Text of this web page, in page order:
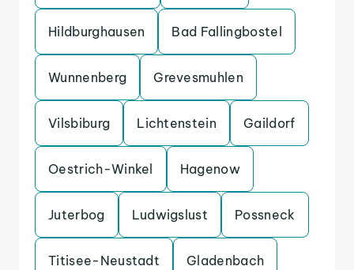
Hildburghausen Bad Fallingbostel
Wunnenberg Grevesmuhlen
Vilsbiburg Lichtenstein Gaildorf
Oestrich-Winkel Hagenow
Juterbog Ludwigslust Possneck
Titisee-Neustadt Gladenbach